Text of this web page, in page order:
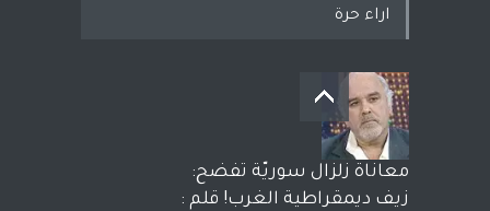
اراء حرة
معاناة زلزال سوريّة تفضح:
زيف ديمقراطية الغرب! قلم :